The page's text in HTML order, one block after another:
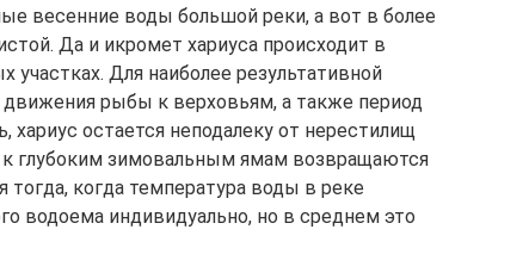
весенние воды большой реки, а вот в более
Да и икромет хариуса происходит в
Для наиболее результативной
рыбы к верховьям, а также период
хариус остается неподалеку от нерестилищ
глубоким зимовальным ямам возвращаются
когда температура воды в реке
водоема индивидуально, но в среднем это